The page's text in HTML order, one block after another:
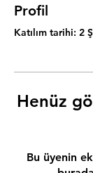
Profil
Katılım tarihi: 2
Henüz
Bu üyenin